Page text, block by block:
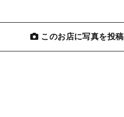
このお店に写真を投稿